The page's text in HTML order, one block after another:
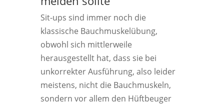
Sit-ups sind immer noch die
klassische Bauchmuskelübung,
obwohl sich mittlerweile
herausgestellt hat, dass sie bei
unkorrekter Ausführung, also leider
meistens, nicht die Bauchmuskeln,
sondern vor allem den Hüftbeuger